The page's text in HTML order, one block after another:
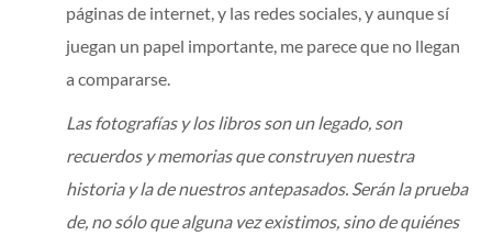
páginas de internet, y las redes sociales, y aunque sí
juegan un papel importante, me parece que no llegan
a compararse.
Las fotografías y los libros son un legado, son
recuerdos y memorias que construyen nuestra
historia y la de nuestros antepasados. Serán la prueba
de, no sólo que alguna vez existimos, sino de quiénes